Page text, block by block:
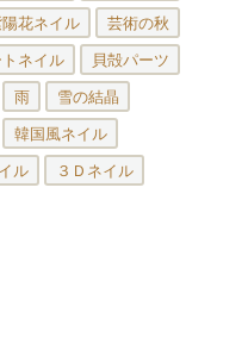
花ネイル 芸術の秋
ネイル 貝殻パーツ
雨 雪の結晶
韓国風ネイル
ル ３Ｄネイル